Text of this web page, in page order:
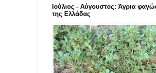
Ιούλιος - Αύγουστος: Άγρια
της Ελλάδας